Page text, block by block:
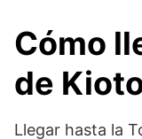
Cómo
de
Llegar hasta la